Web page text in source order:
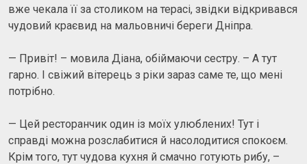
вже чекала її за столиком на терасі, звідки відкривався
чудовий краєвид на мальовничі береги Дніпра.
— Привіт! – мовила Діана, обіймаючи сестру. – А тут
гарно. І свіжий вітерець з ріки зараз саме те, що мені
потрібно.
— Цей ресторанчик один із моїх улюблених! Тут і
справді можна розслабитися й насолодитися спокоєм.
Крім того, тут чудова кухня й смачно готують рибу, –